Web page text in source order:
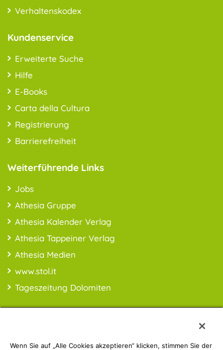
Verhaltenskodex
Kundenservice
Erweiterte Suche
Hilfe
E-Books
Carta della Cultura
Registrierung
Barrierefreiheit
Weiterführende Links
Jobs
Athesia Gruppe
Athesia Kalender Verlag
Athesia Tappeiner Verlag
Athesia Medien
www.stol.it
Tageszeitung Dolomiten
PREISINFO:* Alle Preise inkl. MwSt., ggfl. zzgl. Versandkosten
Wenn Sie auf „Alle Cookies akzeptieren“ klicken, stimmen Sie der